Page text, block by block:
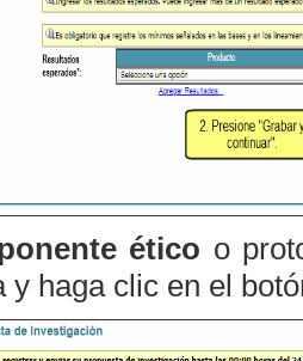
ético o
y haga clic en el